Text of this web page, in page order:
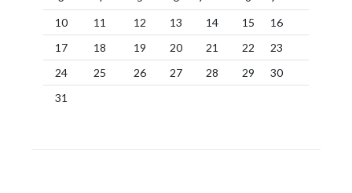
10
11 12 13 14 15
16
17
18 19 20 21 22
23
24
25 26 27 28 29
30
31